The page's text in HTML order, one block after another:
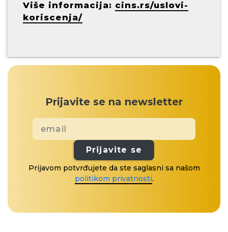
Više informacija: cins.rs/uslovi-
koriscenja/
Prijavite se na newsletter
Prijavite se
Prijavom potvrđujete da ste saglasni sa našom
politikom privatnosti.